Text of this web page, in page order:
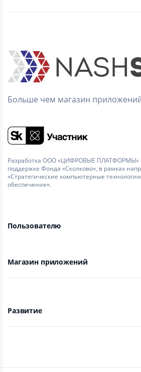
Больше чем магазин
Разработка ООО «ЦИФРОВЫЕ ПЛАТФОРМЫ»
поддержке Фонда «Сколково», в рамках
«Стратегические компьютерные
обеспечение».
Пользователю
Магазин приложений
Развитие